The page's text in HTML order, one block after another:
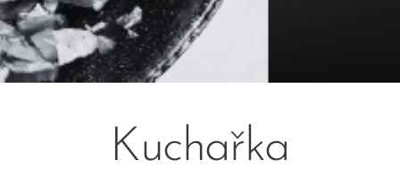
Kuchařka